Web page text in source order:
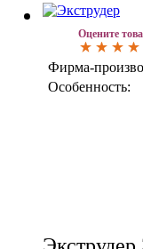
Оцените
Фирма-
Особенность: